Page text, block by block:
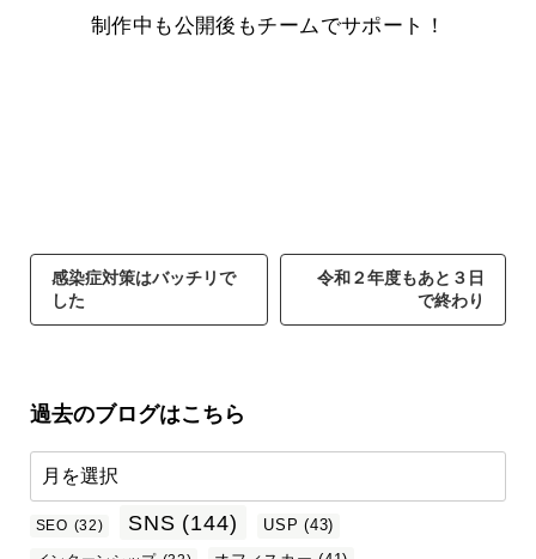
制作中も公開後もチームでサポート！
感染症対策はバッチリで
した
令和２年度もあと３日
で終わり
過去のブログはこちら
SEO (32) SNS (144) USP (43)